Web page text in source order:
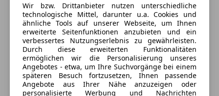
Okan Akyildiz
Anbieter kontaktieren
Deine Nachricht
Wir bzw. Drittanbieter nutzen unterschiedliche
technologische Mittel, darunter u.a. Cookies und
ähnliche Tools auf unserer Webseite, um Ihnen
erweiterte Seitenfunktionen anzubieten und ein
verbessertes Nutzungserlebnis zu gewährleisten.
Durch diese erweiterten Funktionalitäten
ermöglichen wir die Personalisierung unseres
Angebotes - etwa, um Ihre Suchvorgänge bei einem
späteren Besuch fortzusetzen, Ihnen passende
Angebote aus Ihrer Nähe anzuzeigen oder
personalisierte Werbung und Nachrichten